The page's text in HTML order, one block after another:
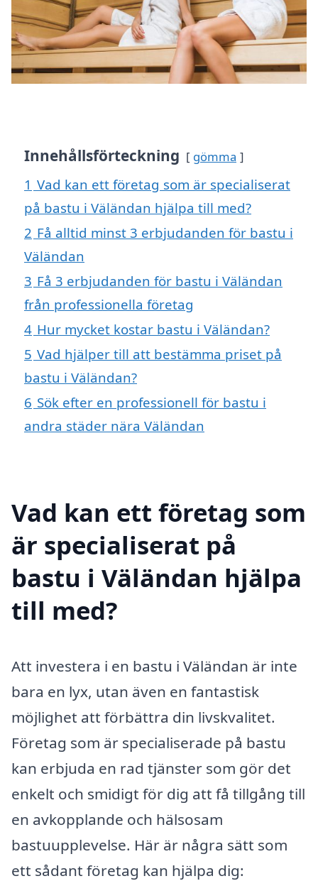
Innehållsförteckning gömma
1 Vad kan ett företag som är specialiserat
på bastu i Väländan hjälpa till med?
2 Få alltid minst 3 erbjudanden för bastu i
Väländan
3 Få 3 erbjudanden för bastu i Väländan
från professionella företag
4 Hur mycket kostar bastu i Väländan?
5 Vad hjälper till att bestämma priset på
bastu i Väländan?
6 Sök efter en professionell för bastu i
andra städer nära Väländan
Vad kan ett företag som
är specialiserat på
bastu i Väländan hjälpa
till med?
Att investera i en bastu i Väländan är inte
bara en lyx, utan även en fantastisk
möjlighet att förbättra din livskvalitet.
Företag som är specialiserade på bastu
kan erbjuda en rad tjänster som gör det
enkelt och smidigt för dig att få tillgång till
en avkopplande och hälsosam
bastuupplevelse. Här är några sätt som
ett sådant företag kan hjälpa dig: